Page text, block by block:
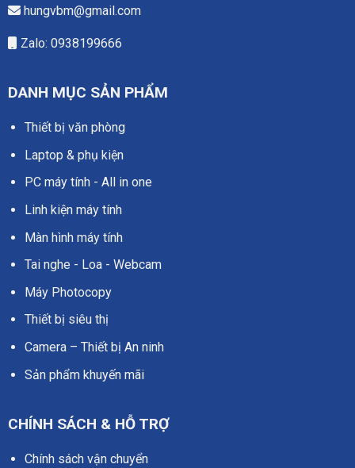
hungvbm@gmail.com
Zalo: 0938199666
DANH MỤC SẢN PHẨM
Thiết bị văn phòng
Laptop & phụ kiện
PC máy tính - All in one
Linh kiện máy tính
Màn hình máy tính
Tai nghe - Loa - Webcam
Máy Photocopy
Thiết bị siêu thị
Camera – Thiết bị An ninh
Sản phẩm khuyến mãi
CHÍNH SÁCH & HỖ TRỢ
Chính sách vận chuyển